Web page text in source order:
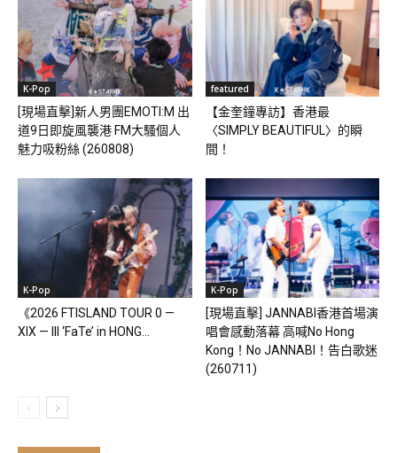
K-Pop
[現場直擊]新人男團EMOTI:M 出
道9日即旋風襲港 FM大騷個人
魅力吸粉絲 (260808)
featured
【金奎鐘專訪】香港最
〈SIMPLY BEAUTIFUL〉的瞬
間！
K-Pop
《2026 FTISLAND TOUR 0 —
XIX — III ‘FaTe’ in HONG...
K-Pop
[現場直擊] JANNABI香港首場演
唱會感動落幕 高喊No Hong
Kong！No JANNABI！告白歌迷
(260711)